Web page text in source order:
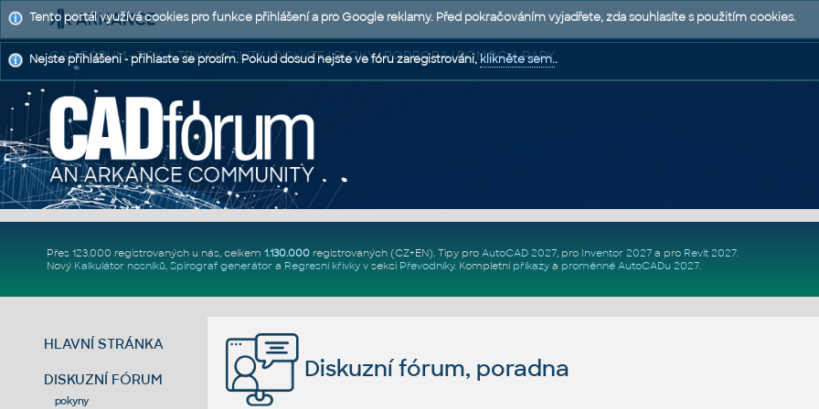
CAD FÓRUM - TIPY A TRIKY | UTILITY | DISKUZE | BLOKY | PODPORA | POMOC A RADY
Přes 123.000 registrovaných u nás, celkem 1.130.000registrovaných (CZ+EN). Tipy pro AutoCAD 2027, pro Inventor 2027a pro Revit 2027.
Nový Kalkulátor nosníků, Spirograf generátor a Regresní křivkyv sekci Převodníky. Kompletní příkazya proměnné AutoCADu 2027.
HLAVNÍ STRÁNKA
DISKUZNÍ FÓRUM
pokyny
Diskuzní fórum, poradna
Tento portál využívá cookies pro funkce přihlášení a pro Google reklamy. Před pokračováním vyjadřete, zda souhlasíte s použitím cookies.
Nejste přihlášeni - přihlaste se prosím. Pokud dosud nejste ve fóru zaregistrováni,klikněte sem..